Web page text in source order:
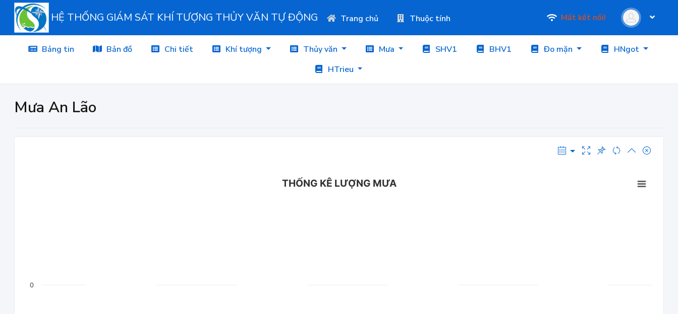
HỆ THỐNG GIÁM SÁT KHÍ TƯỢNG THỦY VĂN TỰ ĐỘNG Trang chủ Thuộc tính Mất kết nối!
Bảng tin Bản đồ Chi tiết Khí tượng Thủy văn Mưa SHV1 BHV1 Đo mặn
HNgot
HTrieu
Mưa An Lão
THỐNG KÊ LƯỢNG MƯA
0